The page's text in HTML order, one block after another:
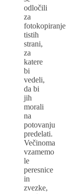
odločili
za
fotokopiranje
tistih
strani,
za
katere
bi
vedeli,
da bi
jih
morali
na
potovanju
predelati.
Večinoma
vzamemo
le
peresnice
in
zvezke,